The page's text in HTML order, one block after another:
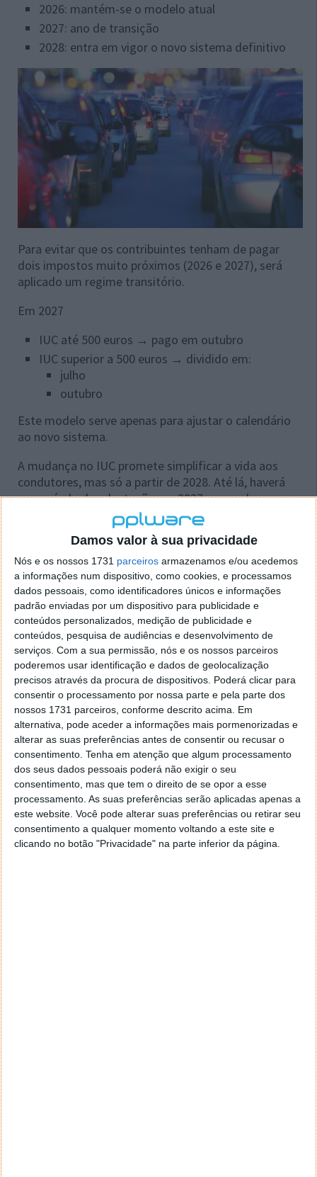
Damos valor à sua privacidade
Nós e os nossos 1731 parceiros armazenamos e/ou acedemos
a informações num dispositivo, como cookies, e processamos
dados pessoais, como identificadores únicos e informações
padrão enviadas por um dispositivo para publicidade e
conteúdos personalizados, medição de publicidade e
conteúdos, pesquisa de audiências e desenvolvimento de
serviços. Com a sua permissão, nós e os nossos parceiros
poderemos usar identificação e dados de geolocalização
precisos através da procura de dispositivos. Poderá clicar para
consentir o processamento por nossa parte e pela parte dos
nossos 1731 parceiros, conforme descrito acima. Em
alternativa, pode aceder a informações mais pormenorizadas e
alterar as suas preferências antes de consentir ou recusar o
consentimento. Tenha em atenção que algum processamento
dos seus dados pessoais poderá não exigir o seu
consentimento, mas que tem o direito de se opor a esse
processamento. As suas preferências serão aplicadas apenas a
este website. Você pode alterar suas preferências ou retirar seu
consentimento a qualquer momento voltando a este site e
clicando no botão "Privacidade" na parte inferior da página.
2026: mantém-se o modelo atual
2027: ano de transição
2028: entra em vigor o novo sistema definitivo
Para evitar que os contribuintes tenham de pagar
dois impostos muito próximos (2026 e 2027), será
aplicado um regime transitório.
Em 2027
IUC até 500 euros → pago em outubro
IUC superior a 500 euros → dividido em:
julho
outubro
Este modelo serve apenas para ajustar o calendário
ao novo sistema.
A mudança no IUC promete simplificar a vida aos
condutores, mas só a partir de 2028. Até lá, haverá
um período de adaptação em 2027 que pode gerar
O Parlamento aprovou, em votação final global, a
autorização legislativa que permite ao Governo
alterar o modelo de pagamento do IUC em 2027 e
2028, passando a entrega a ser feita em datas fixas
para todos os contribuintes.
Chega, PCP, BE e PAN abstiveram-se. A proposta foi
aprovada com os votos favoráveis das restantes
bancadas, nomeadamente PSD, CDS-PP, PS, Livre e
JPP.
Acompanhe o Pplware no Google Notícias
Proponha uma correção, faça uma sugestão
Autor:Pedro Pinto